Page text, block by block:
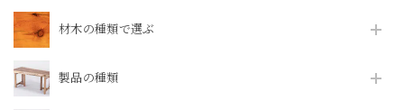
材木の種類で選ぶ
製品の種類